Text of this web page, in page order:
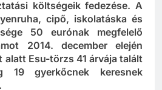
közösségbe való
költségeik fedezése. A
cipő, iskolatáska és
50 eurónak megfelelő
2014. december elején
Esu-törzs 41 árvája talált
19 gyerkőcnek keresnek